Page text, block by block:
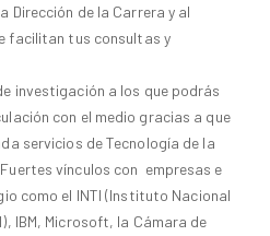
Dirección de la Carrera y al
facilitan tus consultas y
investigación a los que podrás
con el medio gracias a que
servicios de Tecnología de la
vínculos con empresas e
como el INTI (Instituto Nacional
IBM, Microsoft, la Cámara de